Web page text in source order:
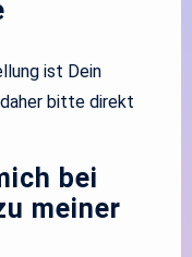
ist Dein
bitte direkt
bei
meiner